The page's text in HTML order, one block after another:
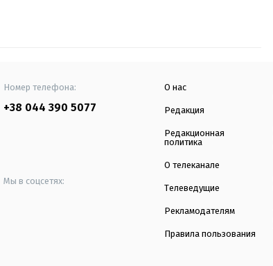
Номер телефона:
+38 044 390 5077
Мы в соцсетях:
О нас
Редакция
Редакционная
политика
О телеканале
Телеведущие
Рекламодателям
Правила пользования